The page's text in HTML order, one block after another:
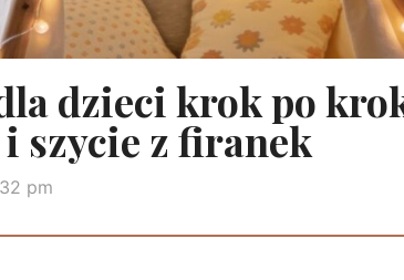
dzieci krok po
szycie z firanek
pm